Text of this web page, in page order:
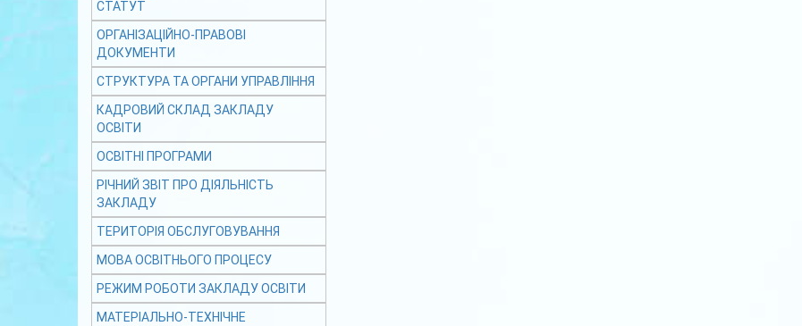
СТАТУТ
ОРГАНІЗАЦІЙНО-ПРАВОВІ
ДОКУМЕНТИ
СТРУКТУРА ТА ОРГАНИ УПРАВЛІННЯ
КАДРОВИЙ СКЛАД ЗАКЛАДУ
ОСВІТИ
ОСВІТНІ ПРОГРАМИ
РІЧНИЙ ЗВІТ ПРО ДІЯЛЬНІСТЬ
ЗАКЛАДУ
ТЕРИТОРІЯ ОБСЛУГОВУВАННЯ
МОВА ОСВІТНЬОГО ПРОЦЕСУ
РЕЖИМ РОБОТИ ЗАКЛАДУ ОСВІТИ
МАТЕРІАЛЬНО-ТЕХНІЧНЕ